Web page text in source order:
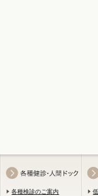
各種検診のご案内